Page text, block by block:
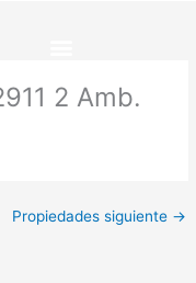
2 Amb.
Propiedades siguiente →